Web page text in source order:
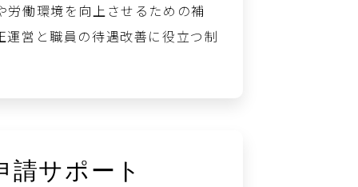
働環境を向上させるための補
営と職員の待遇改善に役立つ制
請サポート